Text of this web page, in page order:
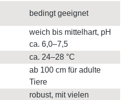
bedingt geeignet
weich bis mittelhart, pH
ca. 6,0–7,5
ca. 24–28 °C
ab 100 cm für adulte
Tiere
robust, mit vielen